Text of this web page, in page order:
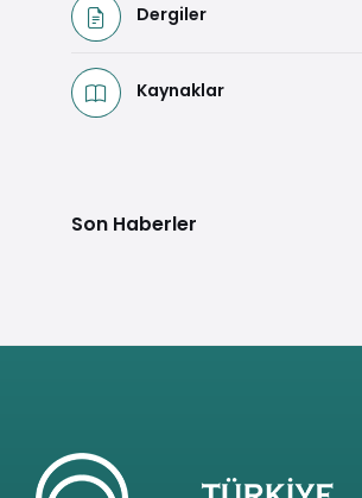
Dergiler
Kaynaklar
Son Haberler